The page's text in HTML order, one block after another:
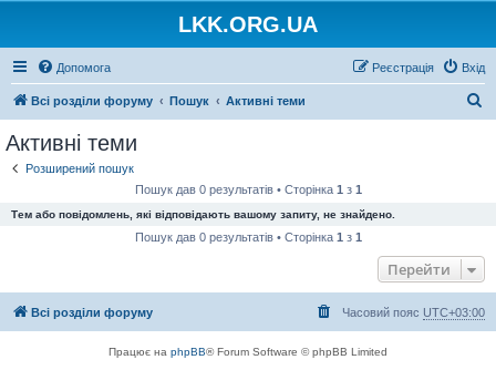
LKK.ORG.UA
Допомога Вхід
Реєстрація
Всі розділи форуму Пошук Активні теми
Активні теми
Розширений пошук
Пошук дав 0 результатів • Сторінка 1 з 1
Тем або повідомлень, які відповідають вашому запиту, не знайдено.
Пошук дав 0 результатів • Сторінка 1 з 1
Перейти
Всі розділи форуму Часовий пояс UTC+03:00
Працює на phpBB® Forum Software © phpBB Limited